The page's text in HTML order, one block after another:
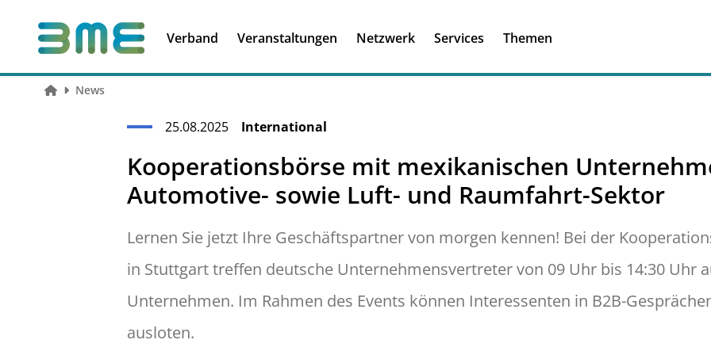
Verband Veranstaltungen
Führungskompetenzen
Netzwerk
Services Themen
Ich habe einen
News
25.08.2025 International
Kooperationsbörse mit mexikanischen
Automotive- sowie Luft- und Raumfahrt-Sektor
Lernen Sie jetzt Ihre Geschäftspartner von morgen kennen! Bei der
in Stuttgart treffen deutsche Unternehmensvertreter von 09 Uhr bis 14:30 Uhr
Unternehmen. Im Rahmen des Events können Interessenten in B2B-
ausloten.